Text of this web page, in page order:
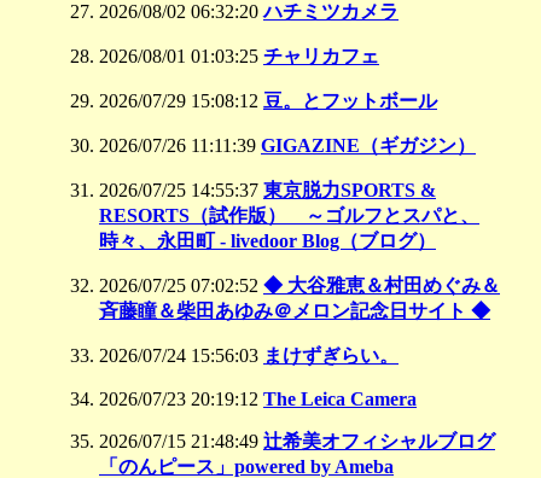
2026/08/02 06:32:20 ハチミツカメラ
2026/08/01 01:03:25 チャリカフェ
2026/07/29 15:08:12 豆。とフットボール
2026/07/26 11:11:39 GIGAZINE（ギガジン）
2026/07/25 14:55:37 東京脱力SPORTS &
RESORTS（試作版） ～ゴルフとスパと、
時々、永田町 - livedoor Blog（ブログ）
2026/07/25 07:02:52 ◆ 大谷雅恵＆村田めぐみ＆
斉藤瞳＆柴田あゆみ＠メロン記念日サイト ◆
2026/07/24 15:56:03 まけずぎらい。
2026/07/23 20:19:12 The Leica Camera
2026/07/15 21:48:49 辻希美オフィシャルブログ
「のんピース」powered by Ameba